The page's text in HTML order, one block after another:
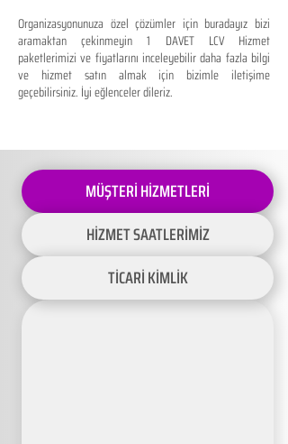
Organizasyonunuza özel çözümler için buradayız bizi
aramaktan çekinmeyin 1 DAVET LCV Hizmet
paketlerimizi ve fiyatlarını inceleyebilir daha fazla bilgi
ve hizmet satın almak için bizimle iletişime
geçebilirsiniz. İyi eğlenceler dileriz.
MÜŞTERİ HİZMETLERİ
HİZMET SAATLERİMİZ
TİCARİ KİMLİK